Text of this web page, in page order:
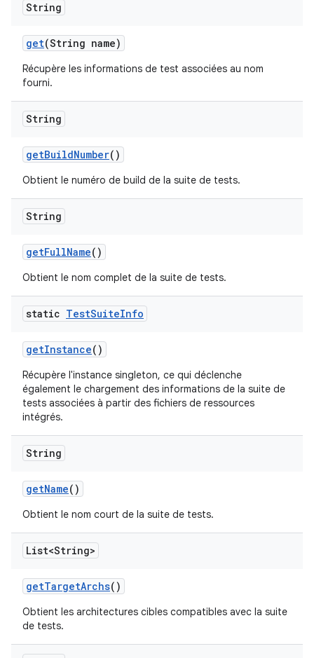
String
get(String name)
Récupère les informations de test associées au nom
fourni.
String
getBuildNumber()
Obtient le numéro de build de la suite de tests.
String
getFullName()
Obtient le nom complet de la suite de tests.
static TestSuiteInfo
getInstance()
Récupère l'instance singleton, ce qui déclenche
également le chargement des informations de la suite de
tests associées à partir des fichiers de ressources
intégrés.
String
getName()
Obtient le nom court de la suite de tests.
List<String>
getTargetArchs()
Obtient les architectures cibles compatibles avec la suite
de tests.